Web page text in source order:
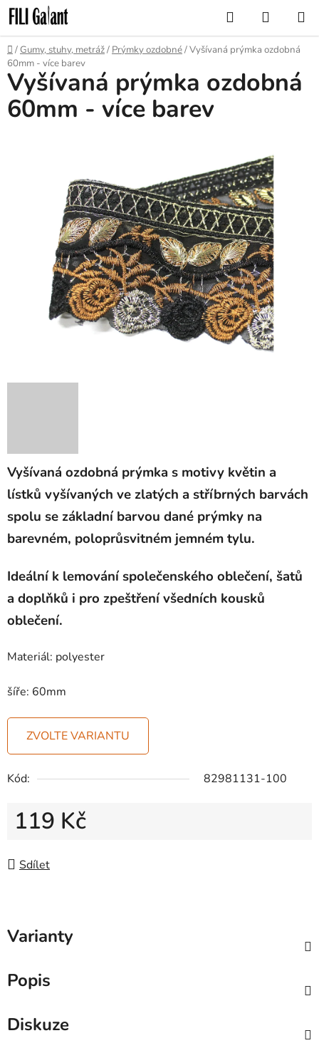
Přejít
na
obsah
Hledat
KOŠÍK
Domů
/ Gumy, stuhy, metráž/ Prýmky ozdobné/Vyšívaná prýmka ozdobná
60mm - více barev
Vyšívaná ozdobná prýmka s motivy květin a
lístků vyšívaných ve zlatých a stříbrných barvách
spolu se základní barvou dané prýmky na
barevném, poloprůsvitném jemném tylu.
Ideální k lemování společenského oblečení, šatů
a doplňků i pro zpeštření všedních kousků
oblečení.
Materiál: polyester
šíře: 60mm
ZVOLTE VARIANTU
Kód: 82981131-100
119 Kč
Sdílet
Vyšívaná prýmka ozdobná
60mm - více barev
Varianty
Popis
Diskuze